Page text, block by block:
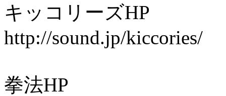
キッコリーズHP
http://sound.jp/kiccories/
拳法HP